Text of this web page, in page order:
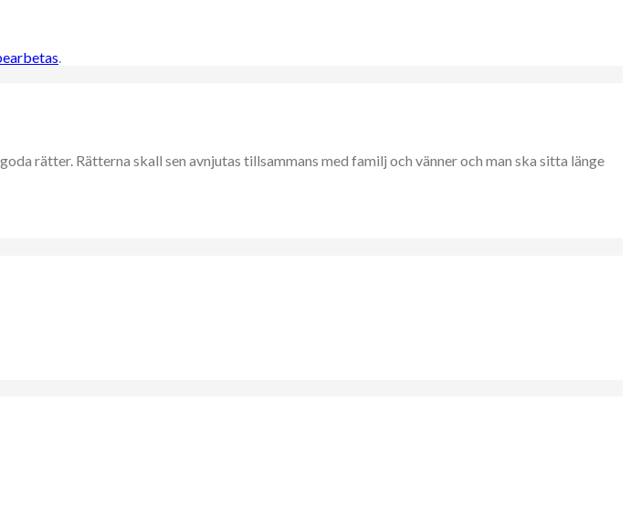
.
rätter. Rätterna skall sen avnjutas tillsammans med familj och vänner och man ska sitta länge